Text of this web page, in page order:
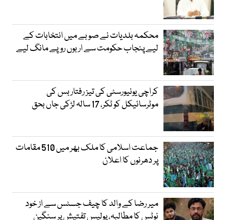
محکمہ بلدیات نے صوبے میں انتخابات کے
لیے پنجاب حکومت سے اربوں روپے مانگ لیے
کراچی یونیورسٹی کی تیز رفتار بس کی
موٹرسائیکل کو ٹکر، 17 سالہ لڑکی جاں بحق
جماعت اسلامی کا ملک بھر میں 510 مقامات
پر دھرنوں کا اعلان
میر رضا کے والد کا چیف جسٹس سے از خود
نوٹس کا مطالبہ، پولیس تفتیش پر سنگین